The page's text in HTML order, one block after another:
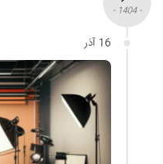
- 1404 -
16 آذر